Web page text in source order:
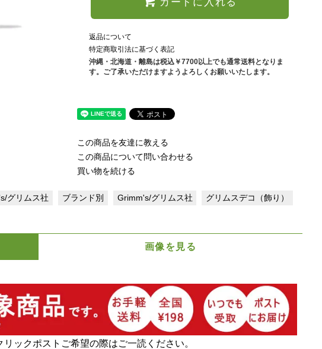
返品について
特定商取引法に基づく表記
沖縄・北海道・離島は税込￥7700以上でも通常送料となりま
す。ご了承いただけますようよろしくお願いいたします。
この商品を友達に教える
この商品について問い合わせる
買い物を続ける
グリムス社 ブランド別 Grimm's/グリムス社 グリムスデコ（飾り）
画像を見る
ックポストご希望の際はご一読ください。